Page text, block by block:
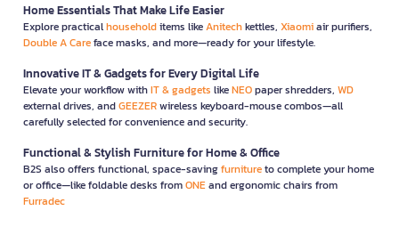
Home Essentials That Make Life Easier
Explore practicalhouseholditems likeAnitechkettles, Xiaomiair purifiers,
Double A Careface masks, and more—ready for your lifestyle.
Innovative IT & Gadgets for Every Digital Life
Elevate your workflow withIT & gadgets likeNEOpaper shredders, WD
external drives, andGEEZERwireless keyboard-mouse combos—all
carefully selected for convenience and security.
Functional & Stylish Furniture for Home & Office
B2S also offers functional, space-savingfurnitureto complete your home
or office—like foldable desks fromONEand ergonomic chairs from
Furradec